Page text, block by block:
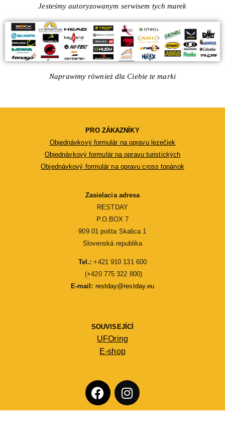
Jesteśmy autoryzowanym serwisem tych marek
Naprawimy również dla Ciebie te marki
PRO ZÁKAZNÍKY
Objednávkový formulár na opravu lezečiek
Objednávkový formulár na opravu turistických
Objednávkový formulár na opravu cross topánok
Zasielacia adresa
RESTDAY
P.O.BOX 7
909 01 pošta Skalica 1
Slovenská republika
Tel.: +421 910 131 600
(+420 775 322 800)
E-mail: restday@restday.eu
SOUVISEJÍCÍ
UFOring
E-shop